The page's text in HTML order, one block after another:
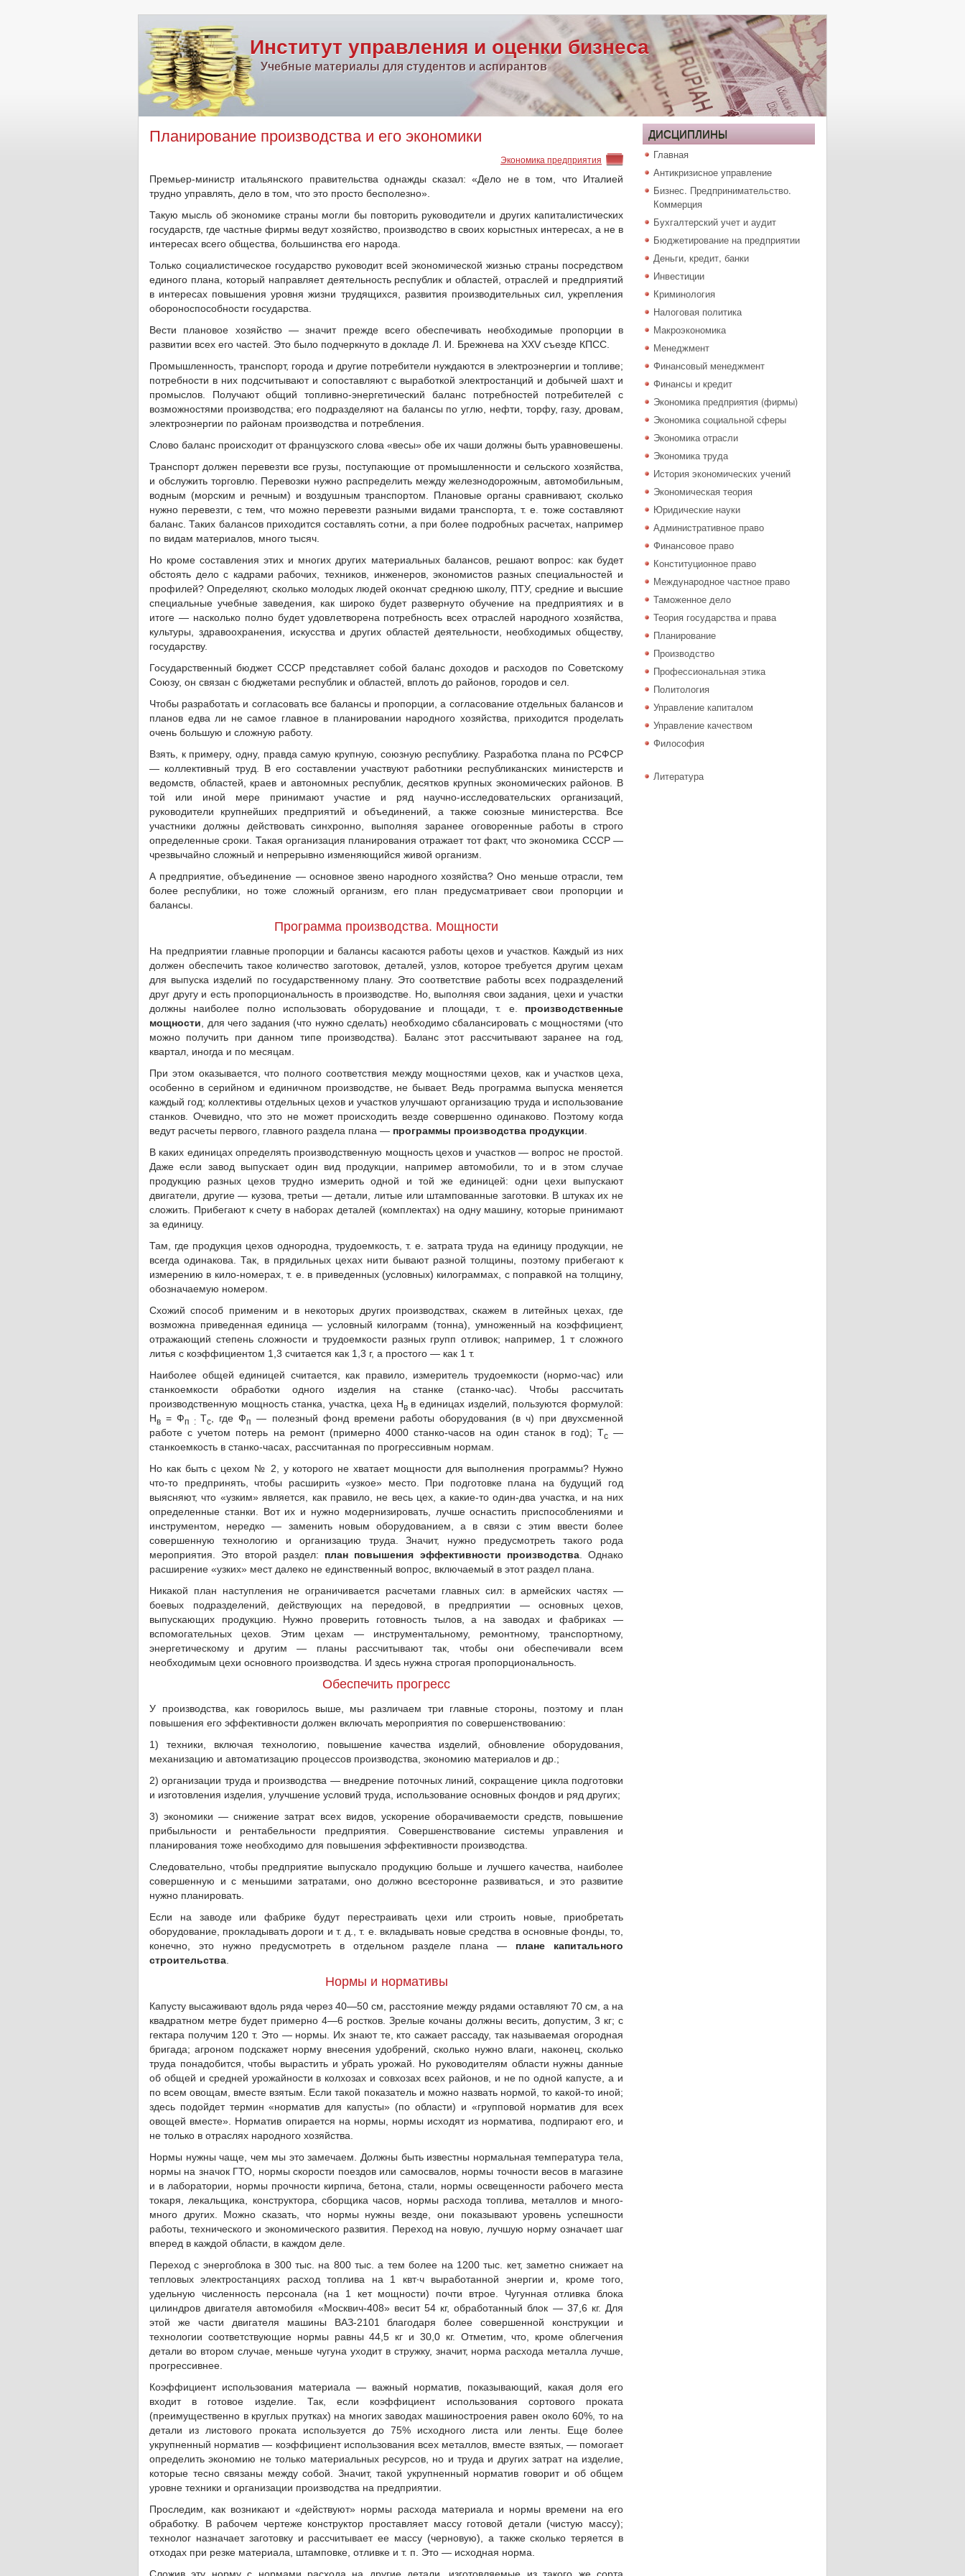
Институт управления и оценки бизнеса
Учебные материалы для студентов и аспирантов
Планирование производства и его экономики
Экономика предприятия
Премьер-министр итальянского правительства однажды сказал: «Дело не в том, что Италией
трудно управлять, дело в том, что это просто бесполезно».
Такую мысль об экономике страны могли бы повторить руководители и других капиталистических
государств, где частные фирмы ведут хозяйство, производство в своих корыстных интересах, а не в
интересах всего общества, большинства его народа.
Только социалистическое государство руководит всей экономической жизнью страны посредством
единого плана, который направляет деятельность республик и областей, отраслей и предприятий
в интересах повышения уровня жизни трудящихся, развития производительных сил, укрепления
обороноспособности государства.
Вести плановое хозяйство — значит прежде всего обеспечивать необходимые пропорции в
развитии всех его частей. Это было подчеркнуто в докладе Л. И. Брежнева на XXV съезде КПСС.
Промышленность, транспорт, города и другие потребители нуждаются в электроэнергии и топливе;
потребности в них подсчитывают и сопоставляют с выработкой электростанций и добычей шахт и
промыслов. Получают общий топливно-энергетический баланс потребностей потребителей с
возможностями производства; его подразделяют на балансы по углю, нефти, торфу, газу, дровам,
электроэнергии по районам производства и потребления.
Слово баланс происходит от французского слова «весы» обе их чаши должны быть уравновешены.
Транспорт должен перевезти все грузы, поступающие от промышленности и сельского хозяйства,
и обслужить торговлю. Перевозки нужно распределить между железнодорожным, автомобильным,
водным (морским и речным) и воздушным транспортом. Плановые органы сравнивают, сколько
нужно перевезти, с тем, что можно перевезти разными видами транспорта, т. е. тоже составляют
баланс. Таких балансов приходится составлять сотни, а при более подробных расчетах, например
по видам материалов, много тысяч.
Но кроме составления этих и многих других материальных балансов, решают вопрос: как будет
обстоять дело с кадрами рабочих, техников, инженеров, экономистов разных специальностей и
профилей? Определяют, сколько молодых людей окончат среднюю школу, ПТУ, средние и высшие
специальные учебные заведения, как широко будет развернуто обучение на предприятиях и в
итоге — насколько полно будет удовлетворена потребность всех отраслей народного хозяйства,
культуры, здравоохранения, искусства и других областей деятельности, необходимых обществу,
государству.
Государственный бюджет СССР представляет собой баланс доходов и расходов по Советскому
Союзу, он связан с бюджетами республик и областей, вплоть до районов, городов и сел.
Чтобы разработать и согласовать все балансы и пропорции, а согласование отдельных балансов и
планов едва ли не самое главное в планировании народного хозяйства, приходится проделать
очень большую и сложную работу.
Взять, к примеру, одну, правда самую крупную, союзную республику. Разработка плана по РСФСР
— коллективный труд. В его составлении участвуют работники республиканских министерств и
ведомств, областей, краев и автономных республик, десятков крупных экономических районов. В
той или иной мере принимают участие и ряд научно-исследовательских организаций,
руководители крупнейших предприятий и объединений, а также союзные министерства. Все
участники должны действовать синхронно, выполняя заранее оговоренные работы в строго
определенные сроки. Такая организация планирования отражает тот факт, что экономика СССР —
чрезвычайно сложный и непрерывно изменяющийся живой организм.
А предприятие, объединение — основное звено народного хозяйства? Оно меньше отрасли, тем
более республики, но тоже сложный организм, его план предусматривает свои пропорции и
балансы.
Программа производства. Мощности
На предприятии главные пропорции и балансы касаются работы цехов и участков. Каждый из них
должен обеспечить такое количество заготовок, деталей, узлов, которое требуется другим цехам
для выпуска изделий по государственному плану. Это соответствие работы всех подразделений
друг другу и есть пропорциональность в производстве. Но, выполняя свои задания, цехи и участки
должны наиболее полно использовать оборудование и площади, т. е. производственные
мощности , для чего задания (что нужно сделать) необходимо сбалансировать с мощностями (что
можно получить при данном типе производства). Баланс этот рассчитывают заранее на год,
квартал, иногда и по месяцам.
При этом оказывается, что полного соответствия между мощностями цехов, как и участков цеха,
особенно в серийном и единичном производстве, не бывает. Ведь программа выпуска меняется
каждый год; коллективы отдельных цехов и участков улучшают организацию труда и использование
станков. Очевидно, что это не может происходить везде совершенно одинаково. Поэтому когда
ведут расчеты первого, главного раздела плана — программы производства продукции
В каких единицах определять производственную мощность цехов и участков — вопрос не простой.
Даже если завод выпускает один вид продукции, например автомобили, то и в этом случае
продукцию разных цехов трудно измерить одной и той же единицей: одни цехи выпускают
двигатели, другие — кузова, третьи — детали, литые или штампованные заготовки. В штуках их не
сложить. Прибегают к счету в наборах деталей (комплектах) на одну машину, которые принимают
за единицу.
Там, где продукция цехов однородна, трудоемкость, т. е. затрата труда на единицу продукции, не
всегда одинакова. Так, в прядильных цехах нити бывают разной толщины, поэтому прибегают к
измерению в кило-номерах, т. е. в приведенных (условных) килограммах, с поправкой на толщину,
обозначаемую номером.
Схожий способ применим и в некоторых других производствах, скажем в литейных цехах, где
возможна приведенная единица — условный килограмм (тонна), умноженный на коэффициент,
отражающий степень сложности и трудоемкости разных групп отливок; например, 1 т сложного
литья с коэффициентом 1,3 считается как 1,3 г, а простого — как 1 т.
Наиболее общей единицей считается, как правило, измеритель трудоемкости (нормо-час) или
станкоемкости обработки одного изделия на станке (станко-час). Чтобы рассчитать
производственную мощность станка, участка, цеха Нвв единицах изделий, пользуются формулой:
Нв = Фп : Тс , где Фп
— полезный фонд времени работы оборудования (в ч) при двухсменной
работе с учетом потерь на ремонт (примерно 4000 станко-часов на один станок в год); Тс—
станкоемкость в станко-часах, рассчитанная по прогрессивным нормам.
Но как быть с цехом № 2, у которого не хватает мощности для выполнения программы? Нужно
что-то предпринять, чтобы расширить «узкое» место. При подготовке плана на будущий год
выясняют, что «узким» является, как правило, не весь цех, а какие-то один-два участка, и на них
определенные станки. Вот их и нужно модернизировать, лучше оснастить приспособлениями и
инструментом, нередко — заменить новым оборудованием, а в связи с этим ввести более
совершенную технологию и организацию труда. Значит, нужно предусмотреть такого рода
мероприятия. Это второй раздел: план повышения эффективности производства. Однако
расширение «узких» мест далеко не единственный вопрос, включаемый в этот раздел плана.
Никакой план наступления не ограничивается расчетами главных сил: в армейских частях —
боевых подразделений, действующих на передовой, в предприятии — основных цехов,
выпускающих продукцию. Нужно проверить готовность тылов, а на заводах и фабриках —
вспомогательных цехов. Этим цехам — инструментальному, ремонтному, транспортному,
энергетическому и другим — планы рассчитывают так, чтобы они обеспечивали всем
необходимым цехи основного производства. И здесь нужна строгая пропорциональность.
Обеспечить прогресс
У производства, как говорилось выше, мы различаем три главные стороны, поэтому и план
повышения его эффективности должен включать мероприятия по совершенствованию:
1) техники, включая технологию, повышение качества изделий, обновление оборудования,
механизацию и автоматизацию процессов производства, экономию материалов и др.;
2) организации труда и производства — внедрение поточных линий, сокращение цикла подготовки
и изготовления изделия, улучшение условий труда, использование основных фондов и ряд других;
3) экономики — снижение затрат всех видов, ускорение оборачиваемости средств, повышение
прибыльности и рентабельности предприятия. Совершенствование системы управления и
планирования тоже необходимо для повышения эффективности производства.
Следовательно, чтобы предприятие выпускало продукцию больше и лучшего качества, наиболее
совершенную и с меньшими затратами, оно должно всесторонне развиваться, и это развитие
нужно планировать.
Если на заводе или фабрике будут перестраивать цехи или строить новые, приобретать
оборудование, прокладывать дороги и т. д., т. е. вкладывать новые средства в основные фонды, то,
конечно, это нужно предусмотреть в отдельном разделе плана — плане капитального
строительства
Нормы и нормативы
Капусту высаживают вдоль ряда через 40—50 см, расстояние между рядами оставляют 70 см, а на
квадратном метре будет примерно 4—6 ростков. Зрелые кочаны должны весить, допустим, 3 кг; с
гектара получим 120 т. Это — нормы. Их знают те, кто сажает рассаду, так называемая огородная
бригада; агроном подскажет норму внесения удобрений, сколько нужно влаги, наконец, сколько
труда понадобится, чтобы вырастить и убрать урожай. Но руководителям области нужны данные
об общей и средней урожайности в колхозах и совхозах всех районов, и не по одной капусте, а и
по всем овощам, вместе взятым. Если такой показатель и можно назвать нормой, то какой-то иной;
здесь подойдет термин «норматив для капусты» (по области) и «групповой норматив для всех
овощей вместе». Норматив опирается на нормы, нормы исходят из норматива, подпирают его, и
не только в отраслях народного хозяйства.
Нормы нужны чаще, чем мы это замечаем. Должны быть известны нормальная температура тела,
нормы на значок ГТО, нормы скорости поездов или самосвалов, нормы точности весов в магазине
и в лаборатории, нормы прочности кирпича, бетона, стали, нормы освещенности рабочего места
токаря, лекальщика, конструктора, сборщика часов, нормы расхода топлива, металлов и много-
много других. Можно сказать, что нормы нужны везде, они показывают уровень успешности
работы, технического и экономического развития. Переход на новую, лучшую норму означает шаг
вперед в каждой области, в каждом деле.
Переход с энергоблока в 300 тыс. на 800 тыс. а тем более на 1200 тыс. кет, заметно снижает на
тепловых электростанциях расход топлива на 1 квт∙ч выработанной энергии и, кроме того,
удельную численность персонала (на 1 кет мощности) почти втрое. Чугунная отливка блока
цилиндров двигателя автомобиля «Москвич-408» весит 54 кг, обработанный блок — 37,6 кг. Для
этой же части двигателя машины ВАЗ-2101 благодаря более совершенной конструкции и
технологии соответствующие нормы равны 44,5 кг и 30,0 кг. Отметим, что, кроме облегчения
детали во втором случае, меньше чугуна уходит в стружку, значит, норма расхода металла лучше,
прогрессивнее.
Коэффициент использования материала — важный норматив, показывающий, какая доля его
входит в готовое изделие. Так, если коэффициент использования сортового проката
(преимущественно в круглых прутках) на многих заводах машиностроения равен около 60%, то на
детали из листового проката используется до 75% исходного листа или ленты. Еще более
укрупненный норматив — коэффициент использования всех металлов, вместе взятых, — помогает
определить экономию не только материальных ресурсов, но и труда и других затрат на изделие,
которые тесно связаны между собой. Значит, такой укрупненный норматив говорит и об общем
уровне техники и организации производства на предприятии.
Проследим, как возникают и «действуют» нормы расхода материала и нормы времени на его
обработку. В рабочем чертеже конструктор проставляет массу готовой детали (чистую массу);
технолог назначает заготовку и рассчитывает ее массу (черновую), а также сколько теряется в
отходах при резке материала, штамповке, отливке и т. п. Это — исходная норма.
ДИСЦИПЛИНЫ
Главная
Антикризисное управление
Бизнес. Предпринимательство.
Коммерция
Бухгалтерский учет и аудит
Бюджетирование на предприятии
Деньги, кредит, банки
Инвестиции
Криминология
Налоговая политика
Макроэкономика
Менеджмент
Финансовый менеджмент
Финансы и кредит
Экономика предприятия (фирмы)
Экономика социальной сферы
Экономика отрасли
Экономика труда
История экономических учений
Экономическая теория
Юридические науки
Административное право
Финансовое право
Конституционное право
Международное частное право
Таможенное дело
Теория государства и права
Планирование
Производство
Профессиональная этика
Политология
Управление капиталом
Управление качеством
Философия
Литература